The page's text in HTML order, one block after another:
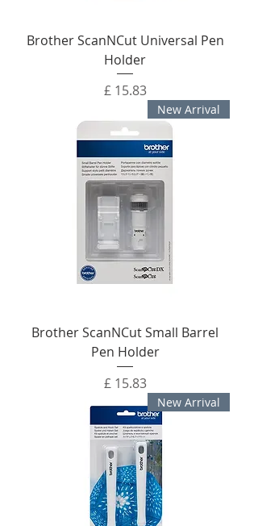
Brother ScanNCut Universal Pen
Holder
מחיר‏15.83 ‏£
New Arrival
Brother ScanNCut Small Barrel
Pen Holder
מחיר‏15.83 ‏£
New Arrival